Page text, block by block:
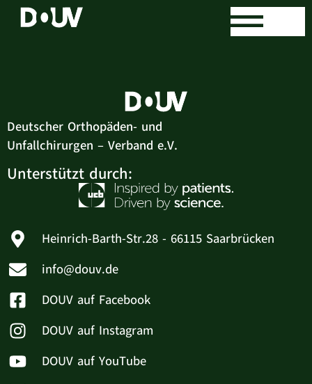
Arko Raue
Deutscher Orthopäden- und
Unfallchirurgen – Verband e.V.
Unterstützt durch:
Heinrich-Barth-Str.28 - 66115 Saarbrücken
info@douv.de
DOUV auf Facebook
DOUV auf Instagram
DOUV auf YouTube